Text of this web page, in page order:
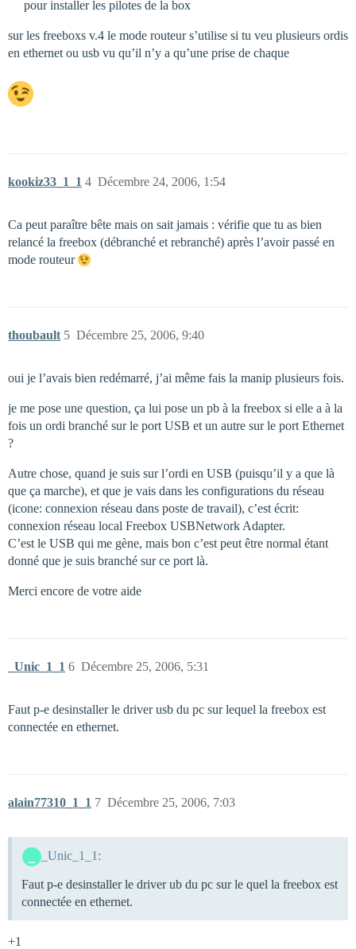
pour installer les pilotes de la box
sur les freeboxs v.4 le mode routeur s’utilise si tu veu plusieurs ordis
en ethernet ou usb vu qu’il n’y a qu’une prise de chaque
kookiz33_1_1 Décembre 24, 2006, 1:54
4
Ca peut paraître bête mais on sait jamais : vérifie que tu as bien
relancé la freebox (débranché et rebranché) après l’avoir passé en
mode routeur
thoubault Décembre 25, 2006, 9:40
5
oui je l’avais bien redémarré, j’ai même fais la manip plusieurs fois.
je me pose une question, ça lui pose un pb à la freebox si elle a à la
fois un ordi branché sur le port USB et un autre sur le port Ethernet
?
Autre chose, quand je suis sur l’ordi en USB (puisqu’il y a que là
que ça marche), et que je vais dans les configurations du réseau
(icone: connexion réseau dans poste de travail), c’est écrit:
connexion réseau local Freebox USBNetwork Adapter.
C’est le USB qui me gène, mais bon c’est peut être normal étant
donné que je suis branché sur ce port là.
Merci encore de votre aide
_Unic_1_1 Décembre 25, 2006, 5:31
6
Faut p-e desinstaller le driver usb du pc sur lequel la freebox est
connectée en ethernet.
alain77310_1_1 Décembre 25, 2006, 7:03
7
_Unic_1_1:
Faut p-e desinstaller le driver ub du pc sur le quel la freebox est
connectée en ethernet.
+1